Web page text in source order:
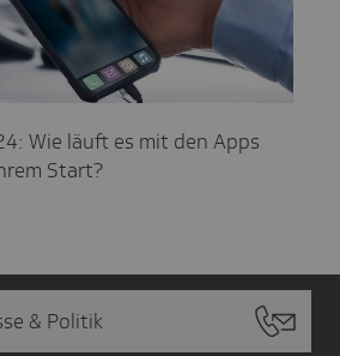
Wie läuft es mit den Apps
Start?
& Politik